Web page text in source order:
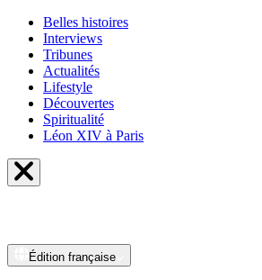
Belles histoires
Interviews
Tribunes
Actualités
Lifestyle
Découvertes
Spiritualité
Léon XIV à Paris
Édition française